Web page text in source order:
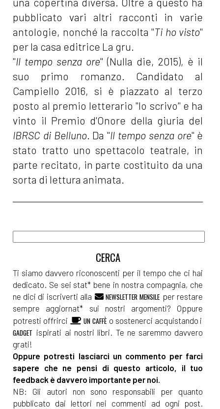
pubblicato vari altri racconti in varie
antologie, nonché la raccolta "Ti ho visto"
per la casa editrice La gru.
"Il tempo senza ore" (Nulla die, 2015), è il
suo primo romanzo. Candidato al
Campiello 2016, si è piazzato al terzo
posto al premio letterario "Io scrivo" e ha
vinto il Premio d'Onore della giuria del
IBRSC di Belluno. Da "Il tempo senza ore" è
stato tratto uno spettacolo teatrale, in
parte recitato, in parte costituito da una
sorta di lettura animata.
Ti siamo davvero riconoscenti per il tempo che ci hai
dedicato. Se sei stat* bene in nostra compagnia, che
ne dici di iscriverti alla
NEWSLETTER MENSILE per restare
sempre aggiornat* sui nostri argomenti? Oppure
potresti offrirci
UN CAFFÈ o sostenerci acquistando i
GADGET ispirati ai nostri libri. Te ne saremmo davvero
grati!
Oppure potresti lasciarci un commento per farci
sapere che ne pensi di questo articolo, il tuo
feedback è davvero importante per noi.
NB: Gli autori non sono responsabili per quanto
pubblicato dai lettori nei commenti ad ogni post.